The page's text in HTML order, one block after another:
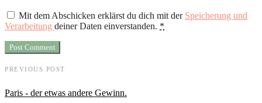
Mit dem Abschicken erklärst du dich mit der Speicherung und
Verarbeitung deiner Daten einverstanden. *
PREVIOUS POST
Paris - der etwas andere Gewinn.